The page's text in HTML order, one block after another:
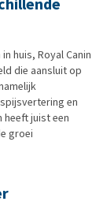
huis, Royal Canin
die aansluit op
en
heeft juist een
groei